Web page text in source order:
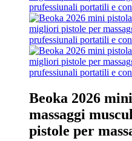
Beoka 2026
massaggi
pistole per